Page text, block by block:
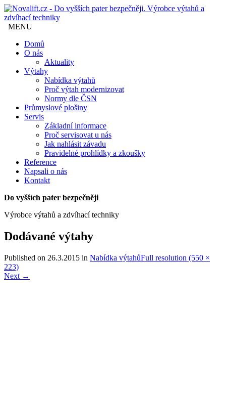
MENU
Domů
O nás
Aktuality
Výtahy
Nabídka výtahů
Proč výtah modernizovat
Normy dle ČSN
Průmyslové plošiny
Servis
Základní informace
Proč servisovat u nás
Jak nahlásit závadu
Pravidelné prohlídky a zkoušky
Reference
Napsali o nás
Kontakt
Do vyšších pater bezpečněji
Výrobce výtahů a zdvíhací techniky
Dodávané výtahy
Published on 26.3.2015 in Nabídka výtahůFull resolution (550 ×
223)
Next →